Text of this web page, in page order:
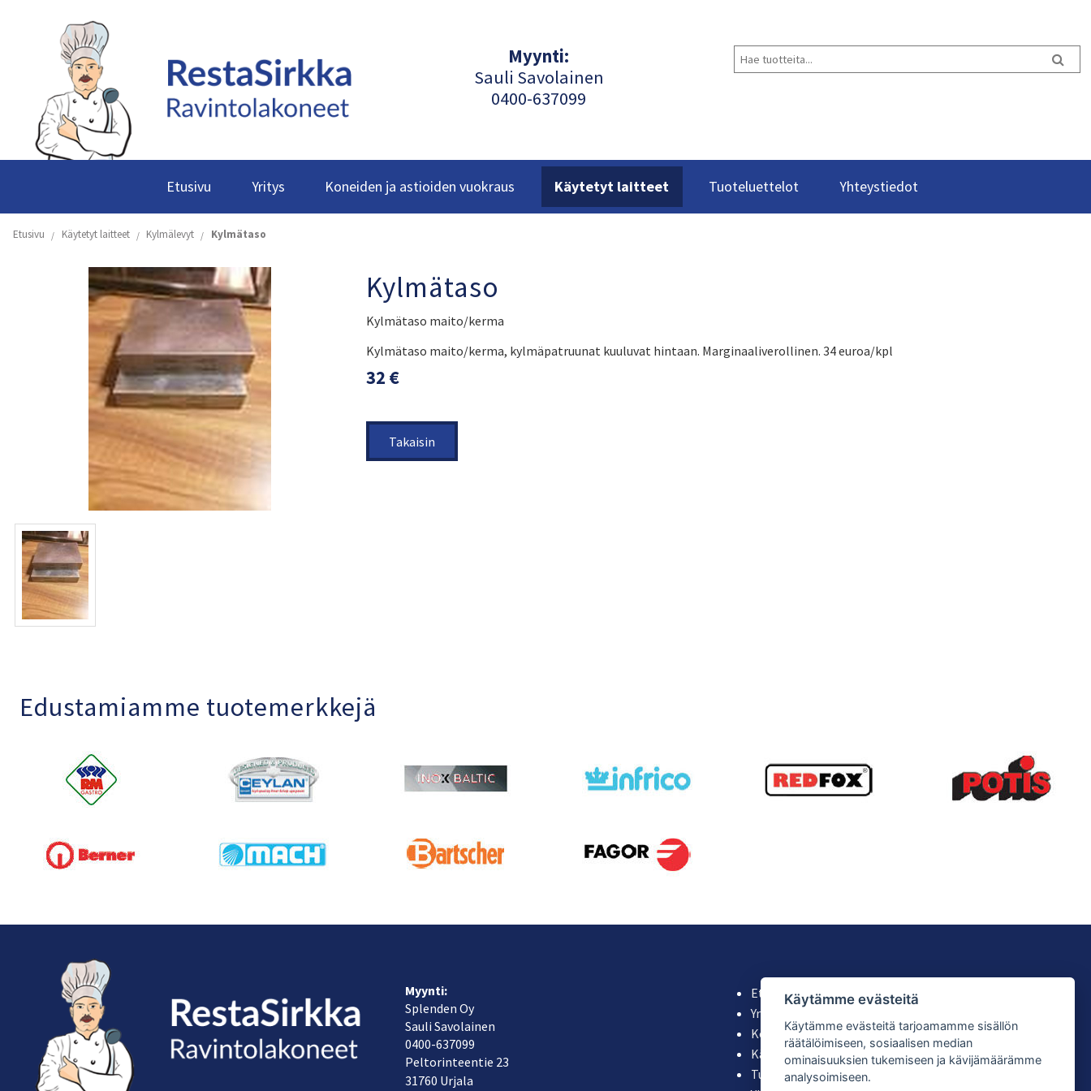
Myynti:
Sauli Savolainen
0400-637099
Etusivu Yritys Koneiden ja astioiden vuokraus Käytetyt laitteet Tuoteluettelot Yhteystiedot
Etusivu Käytetyt laitteet Kylmälevyt Kylmätaso
Kylmätaso
Kylmätaso maito/kerma
Kylmätaso maito/kerma, kylmäpatruunat kuuluvat hintaan. Marginaaliverollinen. 34 euroa/kpl
32 €
Takaisin
Edustamiamme tuotemerkkejä
Myynti:
Splenden Oy
Sauli Savolainen
0400-637099
Peltorinteentie 23
31760 Urjala
Etusivu
Yritys
Koneiden ja astioiden vuokraus
Käytetyt laitteet
Tuoteluettelot
Käytämme evästeitä
Käytämme evästeitä tarjoamamme sisällön
räätälöimiseen, sosiaalisen median
ominaisuuksien tukemiseen ja kävijämäärämme
analysoimiseen.